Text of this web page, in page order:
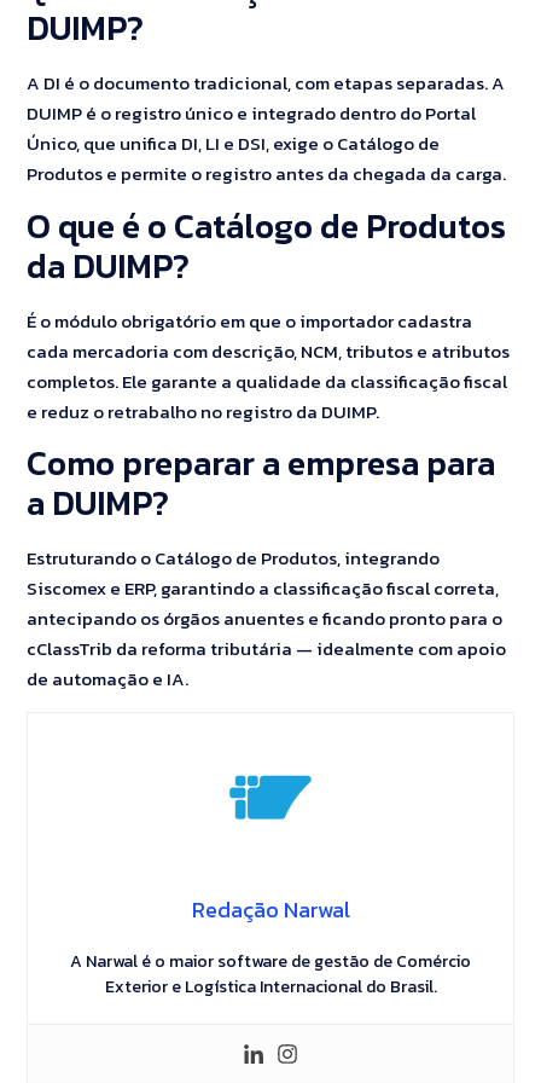
DUIMP?
A DI é o documento tradicional, com etapas separadas. A
DUIMP é o registro único e integrado dentro do Portal
Único, que unifica DI, LI e DSI, exige o Catálogo de
Produtos e permite o registro antes da chegada da carga.
O que é o Catálogo de Produtos
da DUIMP?
É o módulo obrigatório em que o importador cadastra
cada mercadoria com descrição, NCM, tributos e atributos
completos. Ele garante a qualidade da classificação fiscal
e reduz o retrabalho no registro da DUIMP.
Como preparar a empresa para
a DUIMP?
Estruturando o Catálogo de Produtos, integrando
Siscomex e ERP, garantindo a classificação fiscal correta,
antecipando os órgãos anuentes e ficando pronto para o
cClassTrib da reforma tributária — idealmente com apoio
de automação e IA.
Redação Narwal
A Narwal é o maior software de gestão de Comércio
Exterior e Logística Internacional do Brasil.